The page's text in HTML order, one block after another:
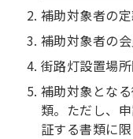
補助対象者の
補助対象者の
街路灯設置場
補助対象とな
類。ただし、
証する書類に限